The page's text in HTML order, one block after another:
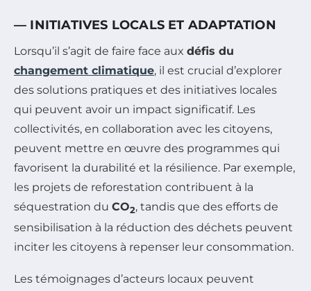
— INITIATIVES LOCALS ET ADAPTATION
Lorsqu’il s’agit de faire face aux défis du
changement climatique, il est crucial d’explorer
des solutions pratiques et des initiatives locales
qui peuvent avoir un impact significatif. Les
collectivités, en collaboration avec les citoyens,
peuvent mettre en œuvre des programmes qui
favorisent la durabilité et la résilience. Par exemple,
les projets de reforestation contribuent à la
séquestration du CO2, tandis que des efforts de
sensibilisation à la réduction des déchets peuvent
inciter les citoyens à repenser leur consommation.
Les témoignages d’acteurs locaux peuvent